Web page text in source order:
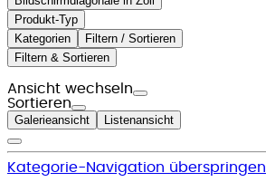
Produkt-Typ
Kategorien
Filtern / Sortieren
Filtern & Sortieren
Ansicht wechseln
Sortieren
Galerieansicht Listenansicht
Kategorie-Navigation überspringen